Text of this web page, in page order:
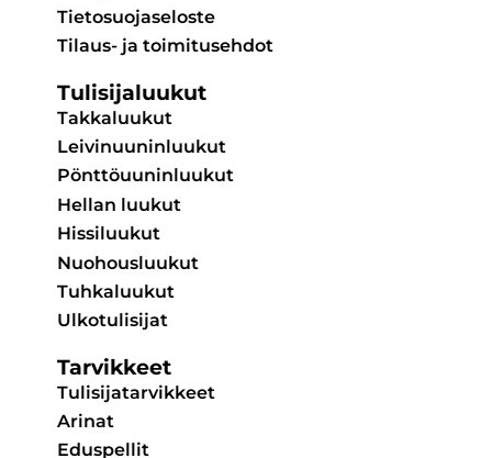
Tietosuojaseloste
Tilaus- ja toimitusehdot
Tulisijaluukut
Takkaluukut
Leivinuuninluukut
Pönttöuuninluukut
Hellan luukut
Hissiluukut
Nuohousluukut
Tuhkaluukut
Ulkotulisijat
Tarvikkeet
Tulisijatarvikkeet
Arinat
Eduspellit